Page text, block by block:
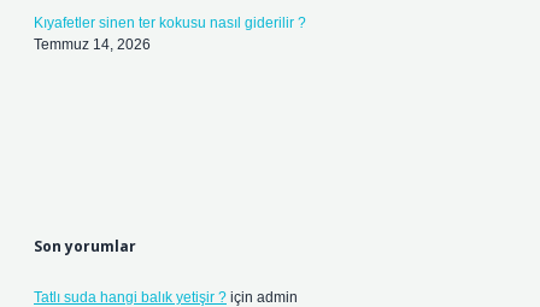
Kıyafetler sinen ter kokusu nasıl giderilir ?
Temmuz 14, 2026
Son yorumlar
Tatlı suda hangi balık yetişir ? için admin